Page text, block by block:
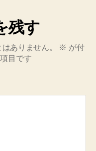
残す
ありません。 ※ が付
目です